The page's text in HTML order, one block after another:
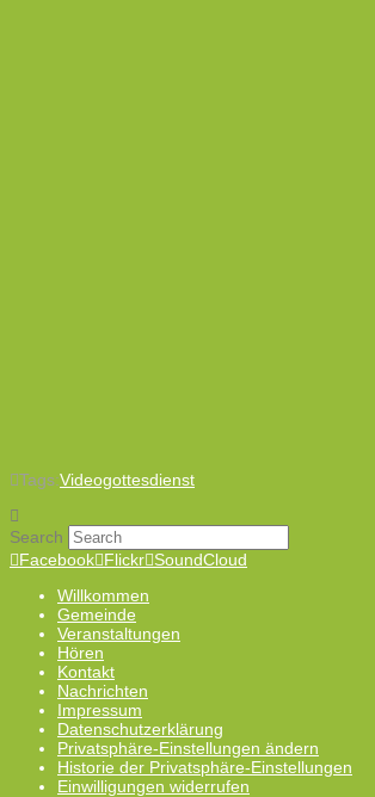
Tags:Videogottesdienst
Search
Facebook Flickr SoundCloud
Willkommen
Gemeinde
Veranstaltungen
Hören
Kontakt
Nachrichten
Impressum
Datenschutzerklärung
Privatsphäre-Einstellungen ändern
Historie der Privatsphäre-Einstellungen
Einwilligungen widerrufen